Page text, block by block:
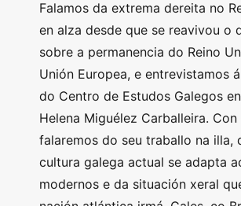
Falamos da extrema dereita no
en alza desde que se reavivou o
sobre a permanencia do Reino
Unión Europea, e entrevistamos
do Centro de Estudos Galegos
Helena Miguélez Carballeira. Con
falaremos do seu traballo na illa,
cultura galega actual se adapta
modernos e da situación xeral